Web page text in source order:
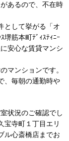
あるので、不在時
として挙がる「オ
堺筋本町ﾃﾞｨｽﾃｨﾆｰ
安心な賃貸マンシ
マンションです。
、毎朝の通勤時や
状況のご確認でし
宝寺町１丁目エリ
ル心斎橋店までお